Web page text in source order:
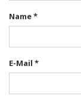
Name*
E-Mail *